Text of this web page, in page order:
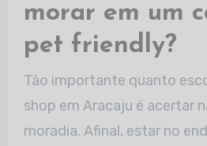
morar em um
pet friendly?
Tão importante quanto
shop em Aracaju é acertar
moradia. Afinal, estar no